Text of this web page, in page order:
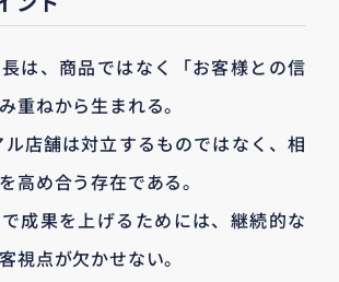
は、商品ではなく「お客様との信
重ねから生まれる。
ル店舗は対立するものではなく、相
高め合う存在である。
成果を上げるためには、継続的な
視点が欠かせない。